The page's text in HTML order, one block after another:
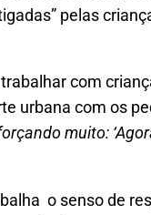
pelas
com
urbana com os
muito:
o senso de